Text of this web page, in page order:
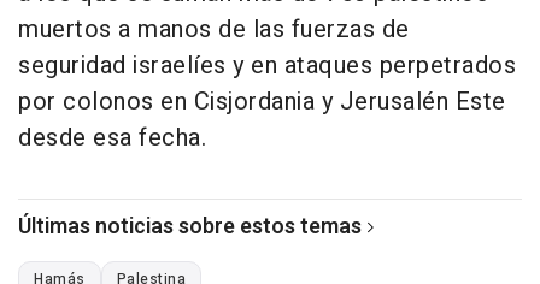
muertos a manos de las fuerzas de
seguridad israelíes y en ataques perpetrados
por colonos en Cisjordania y Jerusalén Este
desde esa fecha.
Últimas noticias sobre estos temas
Hamás Palestina